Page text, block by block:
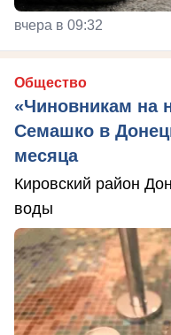
вчера в 09:32
Общество
«Чиновникам на
Семашко в
месяца
Кировский район
воды